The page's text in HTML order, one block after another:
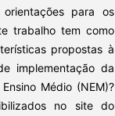
para os
trabalho tem como
propostas à
implementação da
Médio (NEM)?
no site do